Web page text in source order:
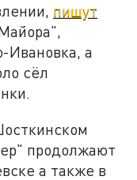
пишут
Ивановка, а
сёл
продолжают
а также в